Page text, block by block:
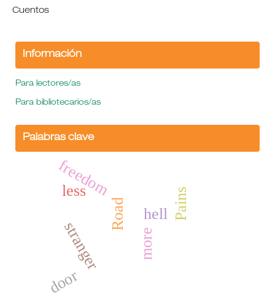
Cuentos
Información
Para lectores/as
Para bibliotecarios/as
Palabras clave
stranger
door
Road hell Pains
more
less
freedom